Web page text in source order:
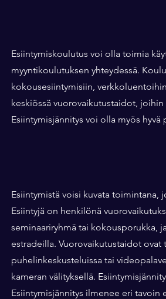
Esiintymiskoulutus voi olla toimia
myyntikoulutuksen yhteydessä.
kokousesiintymisiin,
keskiössä vuorovaikutustaidot,
Esiintymisjännitys voi olla myös
Esiintymistä voisi kuvata toimintana,
Esiintyjä on henkilönä
seminaariryhmä tai kokousporukka,
estradeilla. Vuorovaikutustaidot ovat
puhelinkeskusteluissa tai
kameran välityksellä.
Esiintymisjännitys ilmenee eri tavoin